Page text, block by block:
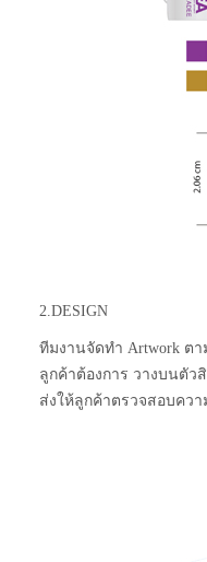
2.DESIGN
ทีมงานจัดทำ Artwork ต
ลูกค้าต้องการ วางบนตัว
ส่งให้ลูกค้าตรวจสอบควา